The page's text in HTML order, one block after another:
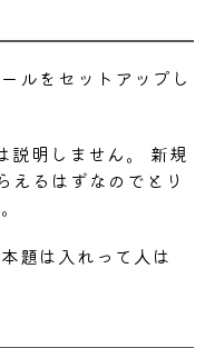
ルをセットアップし
説明しません。 新規
えるはずなのでとり
題は入れって人は